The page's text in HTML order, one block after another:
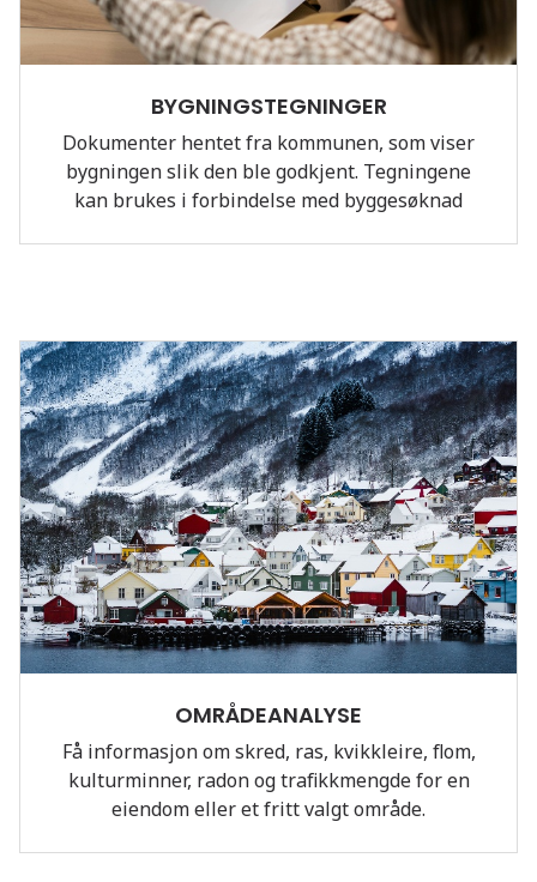
BYGNINGSTEGNINGER
Dokumenter hentet fra kommunen, som viser
bygningen slik den ble godkjent. Tegningene
kan brukes i forbindelse med byggesøknad
OMRÅDEANALYSE
Få informasjon om skred, ras, kvikkleire, flom,
kulturminner, radon og trafikkmengde for en
eiendom eller et fritt valgt område.